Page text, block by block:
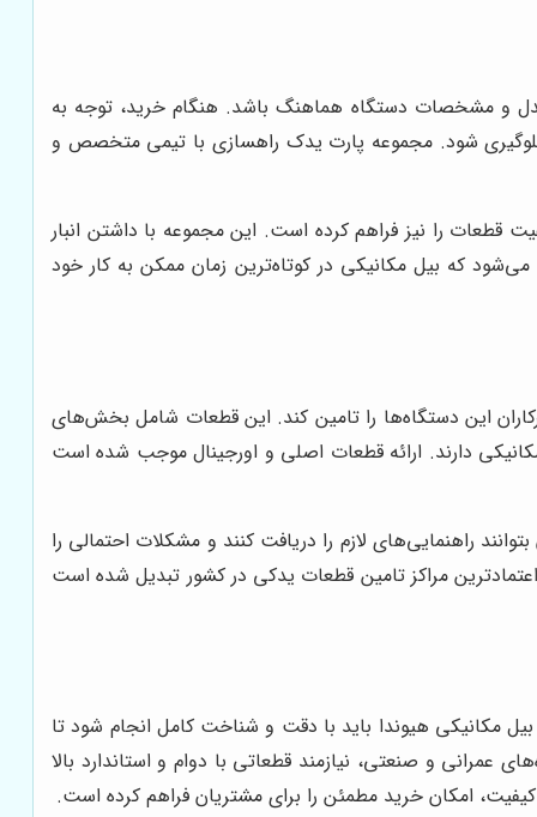
و مشخصات دستگاه هماهنگ باشد. هنگام خرید، توجه به
شود. مجموعه پارت یدک راهسازی با تیمی متخصص و
قطعات را نیز فراهم کرده است. این مجموعه با داشتن انبار
که بیل مکانیکی در کوتاه‌ترین زمان ممکن به کار خود
این دستگاه‌ها را تامین کند. این قطعات شامل بخش‌های
دارند. ارائه قطعات اصلی و اورجینال موجب شده است
راهنمایی‌های لازم را دریافت کنند و مشکلات احتمالی را
مراکز تامین قطعات یدکی در کشور تبدیل شده است
مکانیکی هیوندا باید با دقت و شناخت کامل انجام شود تا
و صنعتی، نیازمند قطعاتی با دوام و استاندارد بالا
امکان خرید مطمئن را برای مشتریان فراهم کرده است.